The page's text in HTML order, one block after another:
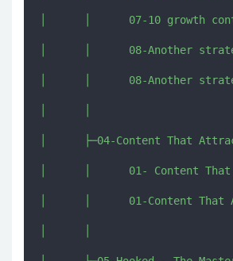
│      │      07-10 growth
│      │      08-Another
│      │      08-Another
│      ├─04-Content That
│      │      01- Content That
│      │      01-Content That